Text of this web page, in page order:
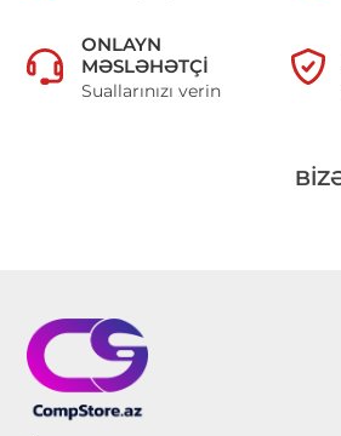
ONLAYN
MƏSLƏHƏTÇI
Suallarınızı verin